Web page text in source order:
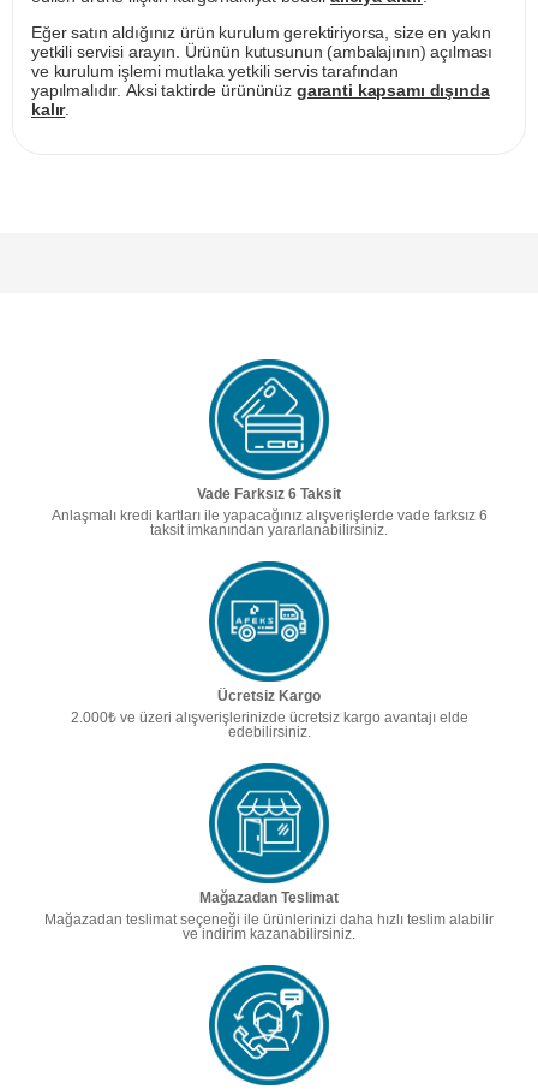
Eğer satın aldığınız ürün kurulum gerektiriyorsa, size en yakın
yetkili servisi arayın. Ürünün kutusunun (ambalajının) açılması
ve kurulum işlemi mutlaka yetkili servis tarafından
yapılmalıdır. Aksi taktirde ürününüz garanti kapsamı dışında
kalır.
Vade Farksız 6 Taksit
Anlaşmalı kredi kartları ile yapacağınız alışverişlerde vade farksız 6
taksit imkanından yararlanabilirsiniz.
Ücretsiz Kargo
2.000₺ ve üzeri alışverişlerinizde ücretsiz kargo avantajı elde
edebilirsiniz.
Mağazadan Teslimat
Mağazadan teslimat seçeneği ile ürünlerinizi daha hızlı teslim alabilir
ve indirim kazanabilirsiniz.